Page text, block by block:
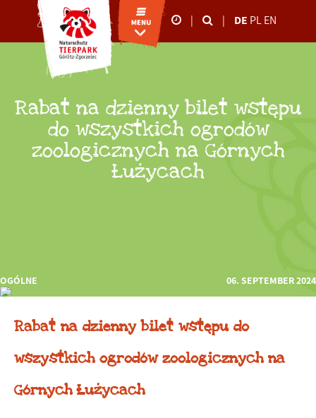
Unsere Öffnungszeiten
März bis Oktober
09:00 - 18:00 Uhr
November bis Februar
09:00 - 16:00 Uhr
| | DE PLEN
Rabat na dzienny bilet wstępu
do wszystkich ogrodów
zoologicznych na Górnych
Łużycach
OGÓLNE 06. SEPTEMBER 2024
Rabat na dzienny bilet wstępu do
wszystkich ogrodów zoologicznych na
Górnych Łużycach